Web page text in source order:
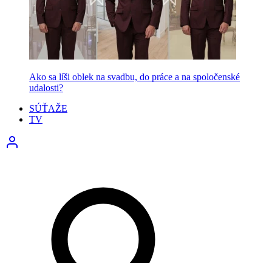
Ako sa líši oblek na svadbu, do práce a na spoločenské
udalosti?
SÚŤAŽE
TV